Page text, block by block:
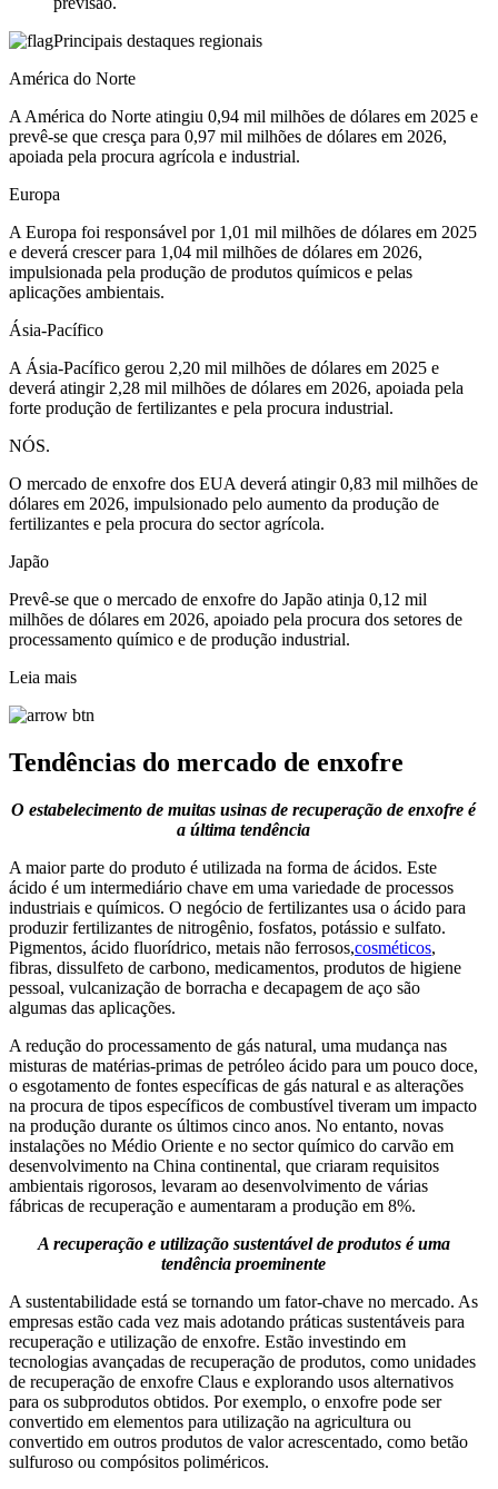
Principais destaques regionais
América do Norte
A América do Norte atingiu 0,94 mil milhões de dólares em 2025 e
prevê-se que cresça para 0,97 mil milhões de dólares em 2026,
apoiada pela procura agrícola e industrial.
Europa
A Europa foi responsável por 1,01 mil milhões de dólares em 2025
e deverá crescer para 1,04 mil milhões de dólares em 2026,
impulsionada pela produção de produtos químicos e pelas
aplicações ambientais.
Ásia-Pacífico
A Ásia-Pacífico gerou 2,20 mil milhões de dólares em 2025 e
deverá atingir 2,28 mil milhões de dólares em 2026, apoiada pela
forte produção de fertilizantes e pela procura industrial.
NÓS.
O mercado de enxofre dos EUA deverá atingir 0,83 mil milhões de
dólares em 2026, impulsionado pelo aumento da produção de
fertilizantes e pela procura do sector agrícola.
Japão
Prevê-se que o mercado de enxofre do Japão atinja 0,12 mil
milhões de dólares em 2026, apoiado pela procura dos setores de
processamento químico e de produção industrial.
Leia mais
Tendências do mercado de enxofre
O estabelecimento de muitas usinas de recuperação de enxofre é
a última tendência
A maior parte do produto é utilizada na forma de ácidos. Este
ácido é um intermediário chave em uma variedade de processos
industriais e químicos. O negócio de fertilizantes usa o ácido para
produzir fertilizantes de nitrogênio, fosfatos, potássio e sulfato.
Pigmentos, ácido fluorídrico, metais não ferrosos,cosméticos,
fibras, dissulfeto de carbono, medicamentos, produtos de higiene
pessoal, vulcanização de borracha e decapagem de aço são
algumas das aplicações.
A redução do processamento de gás natural, uma mudança nas
misturas de matérias-primas de petróleo ácido para um pouco doce,
o esgotamento de fontes específicas de gás natural e as alterações
na procura de tipos específicos de combustível tiveram um impacto
na produção durante os últimos cinco anos. No entanto, novas
instalações no Médio Oriente e no sector químico do carvão em
desenvolvimento na China continental, que criaram requisitos
ambientais rigorosos, levaram ao desenvolvimento de várias
fábricas de recuperação e aumentaram a produção em 8%.
A recuperação e utilização sustentável de produtos é uma
tendência proeminente
A sustentabilidade está se tornando um fator-chave no mercado. As
empresas estão cada vez mais adotando práticas sustentáveis ​​para
recuperação e utilização de enxofre. Estão investindo em
tecnologias avançadas de recuperação de produtos, como unidades
de recuperação de enxofre Claus e explorando usos alternativos
para os subprodutos obtidos. Por exemplo, o enxofre pode ser
convertido em elementos para utilização na agricultura ou
convertido em outros produtos de valor acrescentado, como betão
sulfuroso ou compósitos poliméricos.